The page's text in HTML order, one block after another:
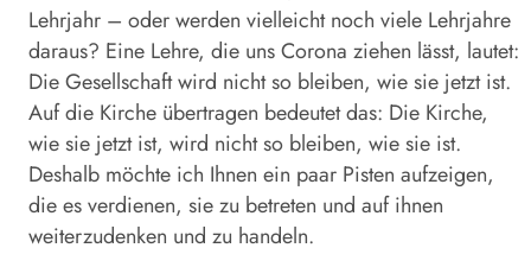
Lehrjahr – oder werden vielleicht noch viele Lehrjahre
daraus? Eine Lehre, die uns Corona ziehen lässt, lautet:
Die Gesellschaft wird nicht so bleiben, wie sie jetzt ist.
Auf die Kirche übertragen bedeutet das: Die Kirche,
wie sie jetzt ist, wird nicht so bleiben, wie sie ist.
Deshalb möchte ich Ihnen ein paar Pisten aufzeigen,
die es verdienen, sie zu betreten und auf ihnen
weiterzudenken und zu handeln.